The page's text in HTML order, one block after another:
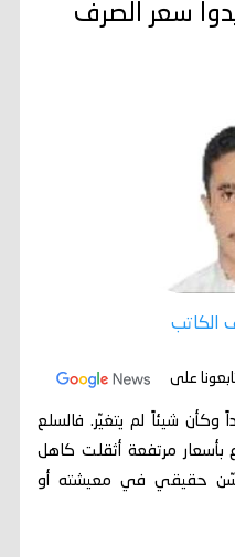
سعر الصرف
الكاتب
على
وكأن شيئاً لم يتغيّر. فالسلع
بأسعار مرتفعة أثقلت كاهل
حقيقي في معيشته أو